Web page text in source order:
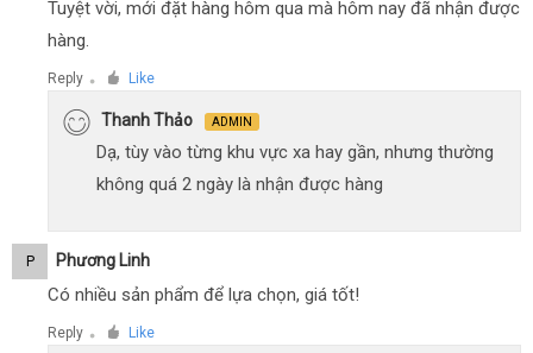
Tuyệt vời, mới đặt hàng hôm qua mà hôm nay đã nhận được
hàng.
Reply ● Like
Thanh Thảo ADMIN
Dạ, tùy vào từng khu vực xa hay gần, nhưng thường
không quá 2 ngày là nhận được hàng
P Phương Linh
Có nhiều sản phẩm để lựa chọn, giá tốt!
Reply ● Like